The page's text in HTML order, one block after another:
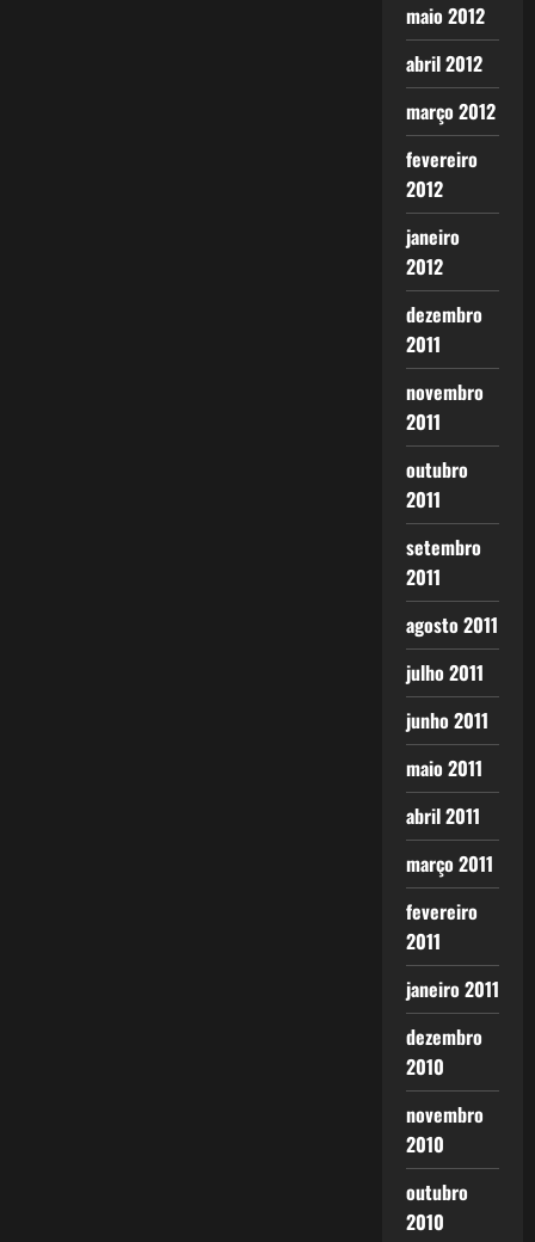
maio 2012
abril 2012
março 2012
fevereiro
2012
janeiro
2012
dezembro
2011
novembro
2011
outubro
2011
setembro
2011
agosto 2011
julho 2011
junho 2011
maio 2011
abril 2011
março 2011
fevereiro
2011
janeiro 2011
dezembro
2010
novembro
2010
outubro
2010